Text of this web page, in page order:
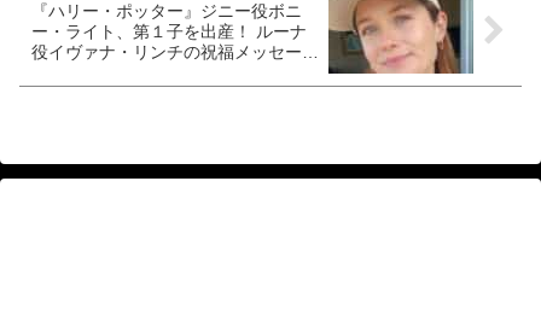
『ハリー・ポッター』ジニー役ボニ
ー・ライト、第１子を出産！ ルーナ
役イヴァナ・リンチの祝福メッセージ
の子どもは…」［写真あり］